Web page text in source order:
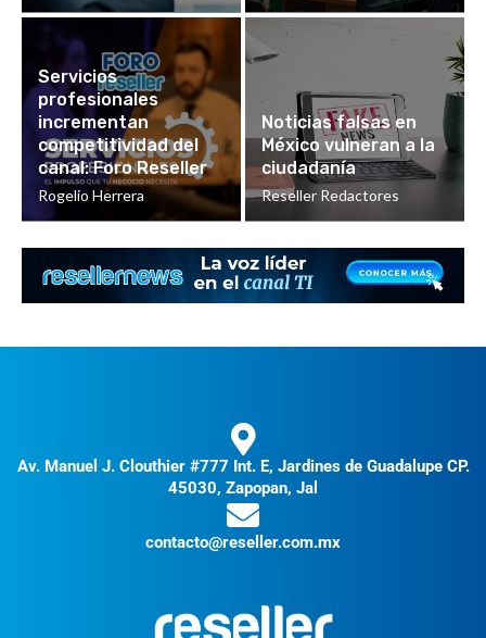
Servicios
profesionales
incrementan
competitividad del
canal: Foro Reseller
Rogelio Herrera
Noticias falsas en
México vulneran a la
ciudadanía
Reseller Redactores
Av. Manuel J. Clouthier #777 Int. E, Jardines de Guadalupe CP.
45030, Zapopan, Jal
contacto@reseller.com.mx